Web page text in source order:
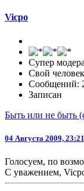
Vicpo
Супер
Свой человек
Сообщений:
Записан
Быть или не быть
04 Августа 2009, 23:21
Голосуем, по
С уважением,